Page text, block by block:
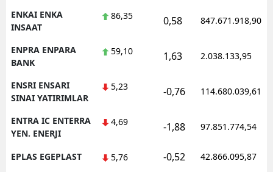
ENKAI ENKA
INSAAT
86,35 0,58 847.671.918,90
ENPRA ENPARA
BANK
59,10 1,63 2.038.133,95
ENSRI ENSARI
SINAI YATIRIMLAR
5,23 -0,76 114.680.039,61
ENTRA IC ENTERRA
YEN. ENERJI
4,69 -1,88 97.851.774,54
EPLAS EGEPLAST 5,76 -0,52 42.866.095,87